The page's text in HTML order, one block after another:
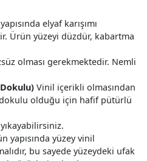
yapısında elyaf karışımı
Ürün yüzeyi düzdür, kabartma
olması gerekmektedir. Nemli
Vinil içerikli olmasından
dokulu olduğu için hafif pütürlü
yapısında yüzey vinil
bu sayede yüzeydeki ufak